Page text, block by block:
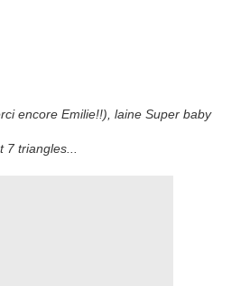
encore Emilie!!), laine Super baby
triangles...